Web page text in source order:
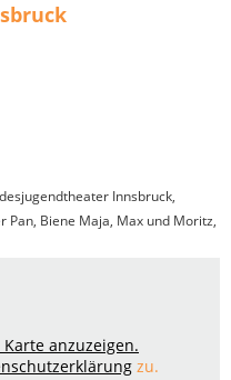
Innsbruck,
Pan, Biene Maja, Max und Moritz,
anzuzeigen.
zu.